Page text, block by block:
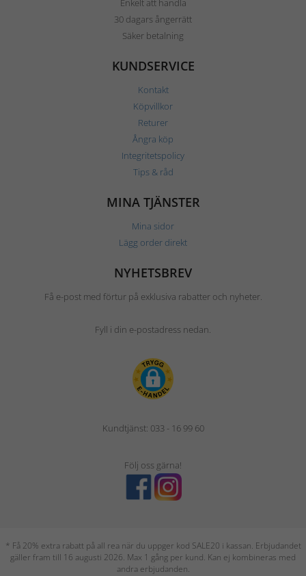
Enkelt att handla
30 dagars ångerrätt
Säker betalning
KUNDSERVICE
Kontakt
Köpvillkor
Returer
Ångra köp
Integritetspolicy
Tips & råd
MINA TJÄNSTER
Mina sidor
Lägg order direkt
NYHETSBREV
Få e-post med förtur på exklusiva rabatter och nyheter.
Fyll i din e-postadress nedan.
Kundtjänst: 033 - 16 99 60
Följ oss gärna!
* Få 20% extra rabatt på all rea när du uppger kod SALE20 i kassan. Erbjudandet
gäller fram till 16 augusti 2026. Max 1 gång per kund. Kan ej kombineras med
andra erbjudanden.